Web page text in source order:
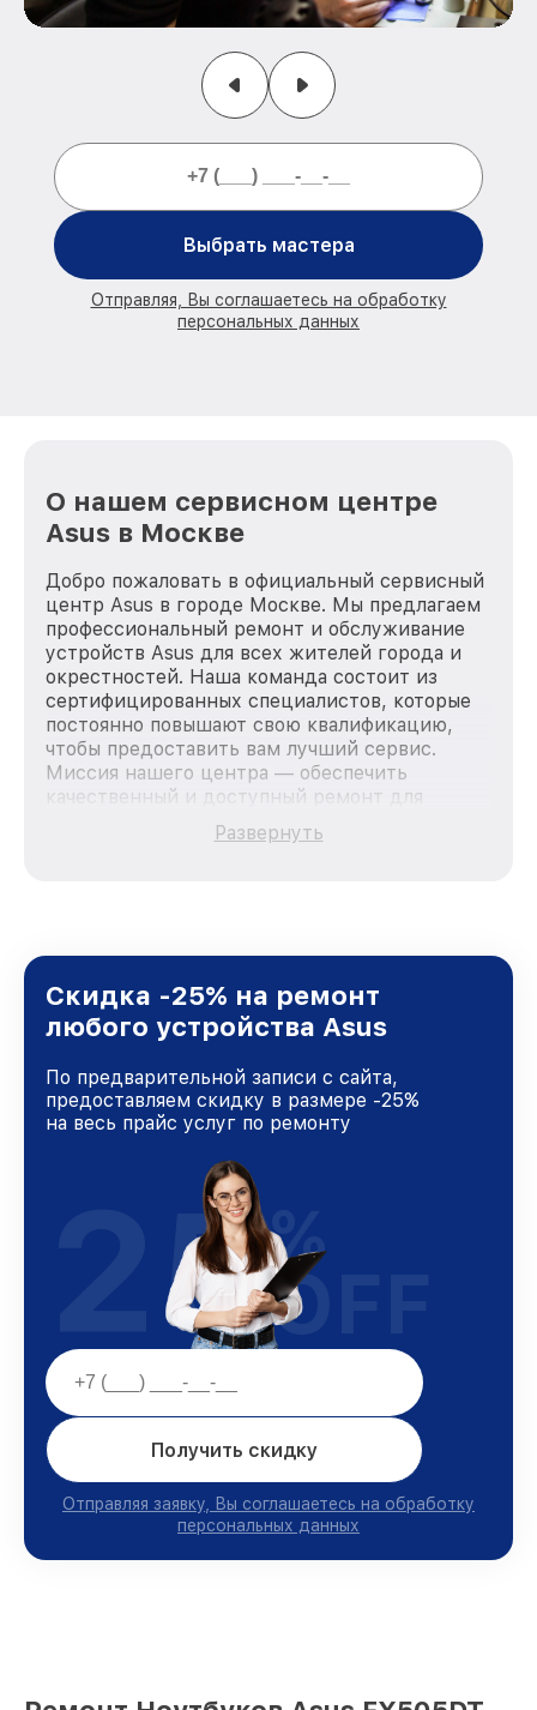
Выбрать мастера
Отправляя, Вы соглашаетесь на обработку
персональных данных
О нашем сервисном центре
Asus в Москве
Добро пожаловать в официальный сервисный
центр Asus в городе Москве. Мы предлагаем
профессиональный ремонт и обслуживание
устройств Asus для всех жителей города и
окрестностей. Наша команда состоит из
сертифицированных специалистов, которые
постоянно повышают свою квалификацию,
чтобы предоставить вам лучший сервис.
Миссия нашего центра — обеспечить
качественный и доступный ремонт для
каждого пользователя продукции Asus, вне
зависимости от сложности поломки. Мы
и лояльности наших клиентов.
Развернуть
Скидка -25% на ремонт
любого устройства Asus
По предварительной записи с сайта,
предоставляем скидку в размере -25%
на весь прайс услуг по ремонту
Получить скидку
Отправляя заявку, Вы соглашаетесь на обработку
персональных данных
25%
OFF